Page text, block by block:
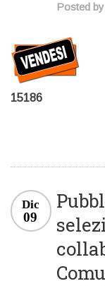
Posted by
15186
Dic
09